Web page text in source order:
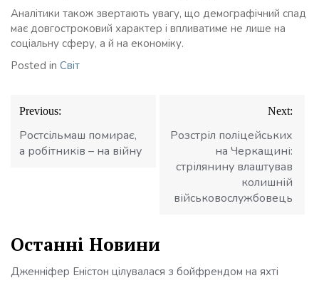
Аналітики також звертають увагу, що демографічний спад
має довгостроковий характер і впливатиме не лише на
соціальну сферу, а й на економіку.
Posted in Світ
Навігація
записів
Previous:
Ростсільмаш помирає,
а робітників – на війну
Next:
Розстріл поліцейських
на Черкащині:
стрілянину влаштував
колишній
військовослужбовець
Останні Новини
Дженніфер Еністон цілувалася з бойфрендом на яхті